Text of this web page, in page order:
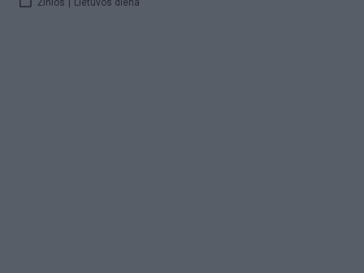
Žinios Lietuvos diena